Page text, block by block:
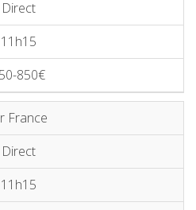
Direct
11h15
850€
France
Direct
11h15